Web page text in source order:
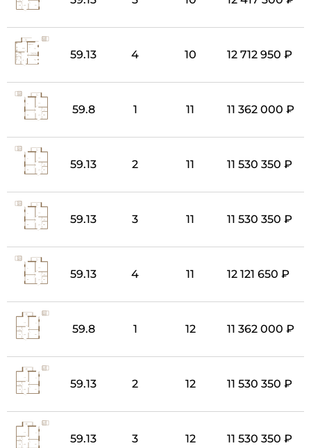
59.13 4 10 12 712 950 ₽
59.8 1 11 11 362 000 ₽
59.13 2 11 11 530 350 ₽
59.13 3 11 11 530 350 ₽
59.13 4 11 12 121 650 ₽
59.8 1 12 11 362 000 ₽
59.13 2 12 11 530 350 ₽
59.13 3 12 11 530 350 ₽